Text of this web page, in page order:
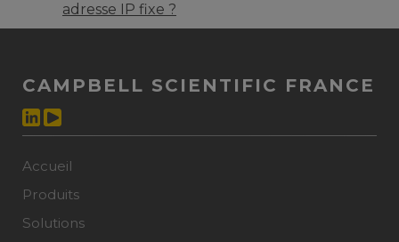
adresse IP fixe ?
CAMPBELL SCIENTIFIC FRANCE
Accueil
Produits
Solutions